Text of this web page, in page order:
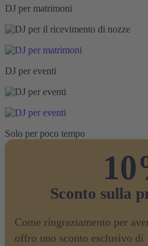
DJ per matrimoni
DJ per eventi
Solo per poco tempo
Sconto sulla
Come ringraziamento per
offro uno sconto esclusivo di